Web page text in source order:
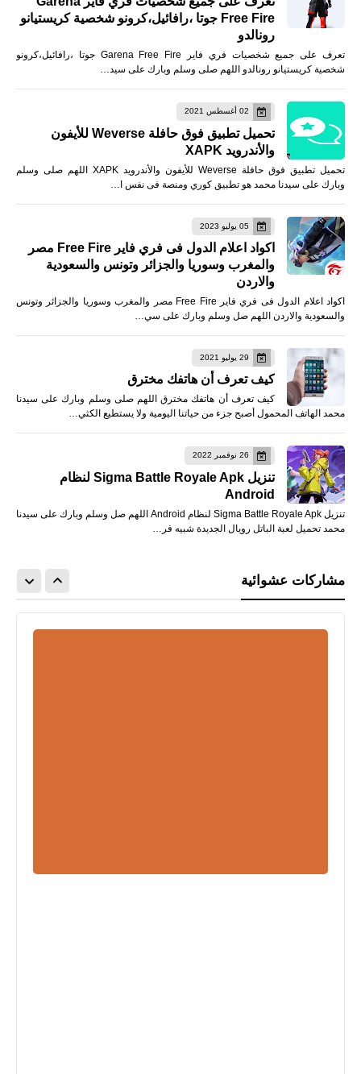
Free Fire جوتا ،رافائيل،كرونو شخصية كريستيانو
رونالدو
تعرف على جميع شخصيات فري فاير Garena Free Fire جوتا ،رافائيل،كرونو
شخصية كريستيانو رونالدو اللهم صلى وسلم وبارك على سيد…
02 أغسطس 2021
تحميل تطبيق فوق حافلة Weverse للأيفون
والأندرويد XAPK
تحميل تطبيق فوق حافلة Weverse للأيفون والأندرويد XAPK اللهم صلى وسلم
وبارك على سيدنا محمد هو تطبيق كوري ومنصة فى نفس ا…
05 يوليو 2023
اكواد اعلام الدول فى فري فاير Free Fire مصر
والمغرب وسوريا والجزائر وتونس والسعودية
والاردن
اكواد اعلام الدول فى فري فاير Free Fire مصر والمغرب وسوريا والجزائر وتونس
والسعودية والاردن اللهم صل وسلم وبارك على سي…
29 يوليو 2021
كيف تعرف أن هاتفك مخترق
كيف تعرف أن هاتفك مخترق اللهم صلى وسلم وبارك على سيدنا
محمد الهاتف المحمول أصبح جزء من حياتنا اليومية ولا يستطيع الكثي…
26 نوفمبر 2022
تنزيل Sigma Battle Royale Apk لنظام
Android
تنزيل Sigma Battle Royale Apk لنظام Android اللهم صل وسلم وبارك على سيدنا
محمد تحميل لعبة الباتل رويال الجديدة شبيه فر…
مشاركات عشوائية